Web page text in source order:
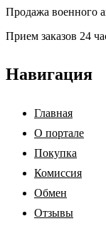
Продажа военного
Прием заказов 24
Навигация
Главная
О портале
Покупка
Комиссия
Обмен
Отзывы